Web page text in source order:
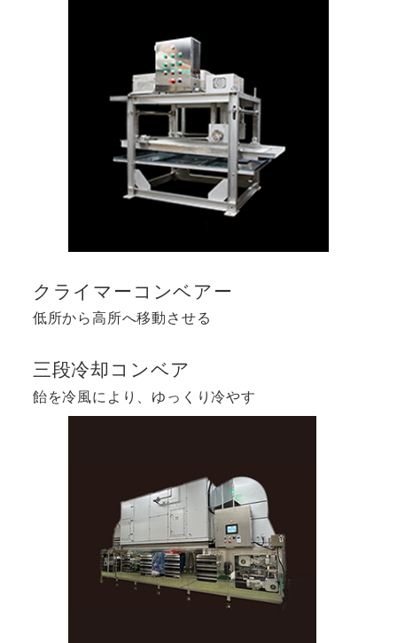
クライマーコンベアー
低所から高所へ移動させる
三段冷却コンベア
飴を冷風により、ゆっくり冷やす